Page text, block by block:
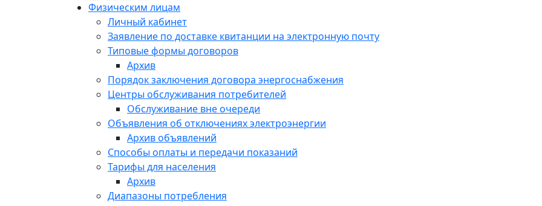
Физическим лицам
Личный кабинет
Заявление по доставке квитанции на электронную почту
Типовые формы договоров
Архив
Порядок заключения договора энергоснабжения
Центры обслуживания потребителей
Обслуживание вне очереди
Объявления об отключениях электроэнергии
Архив объявлений
Способы оплаты и передачи показаний
Тарифы для населения
Архив
Диапазоны потребления